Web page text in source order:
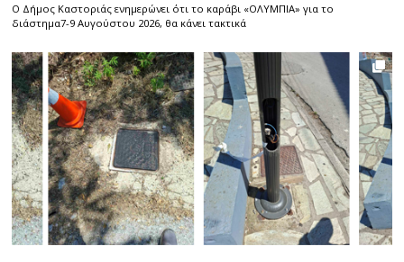
Ο Δήμος Καστοριάς ενημερώνει ότι το καράβι «ΟΛΥΜΠΙΑ» για το
διάστημα7-9 Αυγούστου 2026, θα κάνει τακτικά